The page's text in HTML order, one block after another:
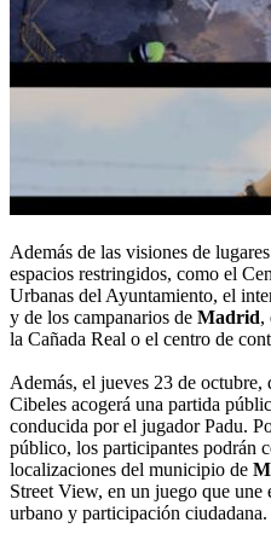
Además de las visiones de
espacios restringidos, como el
Urbanas del Ayuntamiento, el
y de los campanarios de Madrid,
la Cañada Real o el centro de
Además, el jueves 23 de
Cibeles acogerá una partida
conducida por el jugador Padu.
público, los participantes podrán
localizaciones del municipio de
Street View, en un juego que
urbano y participación ciudadana.